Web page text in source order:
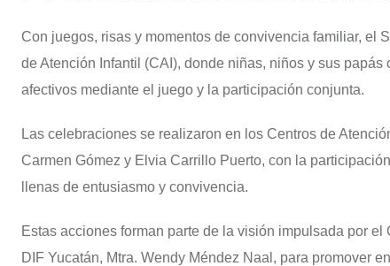
Con juegos, risas y momentos de convivencia familiar, el
de Atención Infantil (CAI), donde niñas, niños y sus
afectivos mediante el juego y la participación conjunta.
Las celebraciones se realizaron en los Centros de
Carmen Gómez y Elvia Carrillo Puerto, con la
llenas de entusiasmo y convivencia.
Estas acciones forman parte de la visión impulsada por
DIF Yucatán, Mtra. Wendy Méndez Naal, para promover